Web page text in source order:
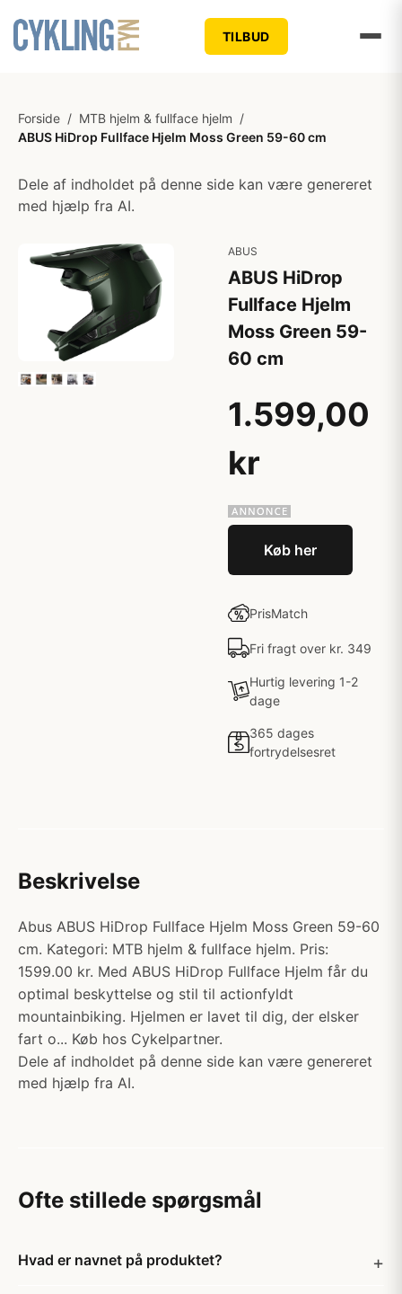
TILBUD
Forside / MTB hjelm & fullface hjelm /
ABUS HiDrop Fullface Hjelm Moss Green 59-60 cm
Dele af indholdet på denne side kan være genereret
med hjælp fra AI.
ABUS
ABUS HiDrop
Fullface Hjelm
Moss Green 59-
60 cm
1.599,00
kr
Køb her
PrisMatch
Fri fragt over kr. 349
Hurtig levering 1-2
dage
365 dages
fortrydelsesret
Beskrivelse
Abus ABUS HiDrop Fullface Hjelm Moss Green 59-60
cm. Kategori: MTB hjelm & fullface hjelm. Pris:
1599.00 kr. Med ABUS HiDrop Fullface Hjelm får du
optimal beskyttelse og stil til actionfyldt
mountainbiking. Hjelmen er lavet til dig, der elsker
fart o... Køb hos Cykelpartner.
Dele af indholdet på denne side kan være genereret
med hjælp fra AI.
Ofte stillede spørgsmål
Hvad er navnet på produktet?